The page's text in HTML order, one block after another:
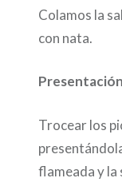
Colamos la
con nata.
Presentación
Trocear los
flameada y la